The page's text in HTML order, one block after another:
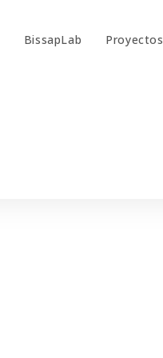
BissapLab Proyectos